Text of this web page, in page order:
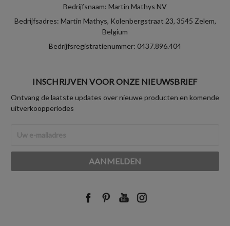
Bedrijfsnaam: Martin Mathys NV
Bedrijfsadres: Martin Mathys, Kolenbergstraat 23, 3545 Zelem,
Belgium
Bedrijfsregistratienummer: 0437.896.404
INSCHRIJVEN VOOR ONZE NIEUWSBRIEF
Ontvang de laatste updates over nieuwe producten en komende
uitverkoopperiodes
mailadres